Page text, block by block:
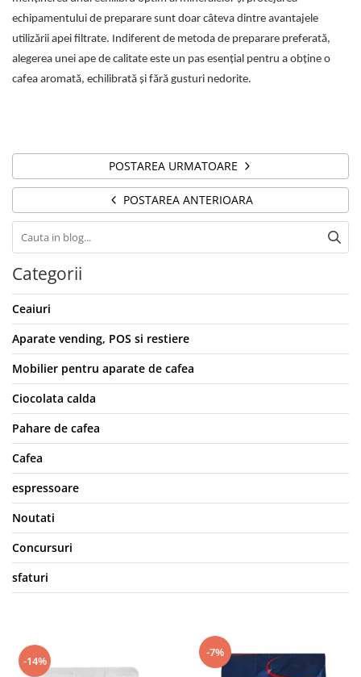
echipamentului de preparare sunt doar câteva dintre avantajele
utilizării apei filtrate. Indiferent de metoda de preparare preferată,
alegerea unei ape de calitate este un pas esențial pentru a obține o
cafea aromată, echilibrată și fără gusturi nedorite.
POSTAREA URMATOARE
POSTAREA ANTERIOARA
Categorii
Ceaiuri
Aparate vending, POS si restiere
Mobilier pentru aparate de cafea
Ciocolata calda
Pahare de cafea
Cafea
espressoare
Noutati
Concursuri
sfaturi
-14%
-7%